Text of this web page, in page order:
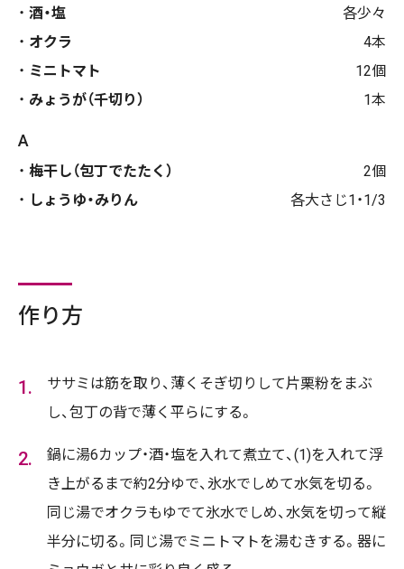
酒・塩
各少々
オクラ
4本
ミニトマト
12個
みょうが（千切り）
1本
A
梅干し（包丁でたたく）
2個
しょうゆ・みりん
各大さじ1・1/3
作り方
ササミは筋を取り、薄くそぎ切りして片栗粉をまぶ
し、包丁の背で薄く平らにする。
鍋に湯6カップ・酒・塩を入れて煮立て、(1)を入れて浮
き上がるまで約2分ゆで、氷水でしめて水気を切る。
同じ湯でオクラもゆでて氷水でしめ、水気を切って縦
半分に切る。同じ湯でミニトマトを湯むきする。器に